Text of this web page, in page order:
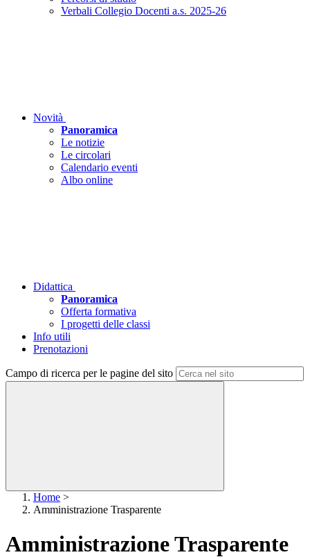
Verbali Collegio Docenti a.s. 2025-26
Novità
Panoramica
Le notizie
Le circolari
Calendario eventi
Albo online
Didattica
Panoramica
Offerta formativa
I progetti delle classi
Info utili
Prenotazioni
Campo di ricerca per le pagine del sito
Home >
Amministrazione Trasparente
Amministrazione Trasparente